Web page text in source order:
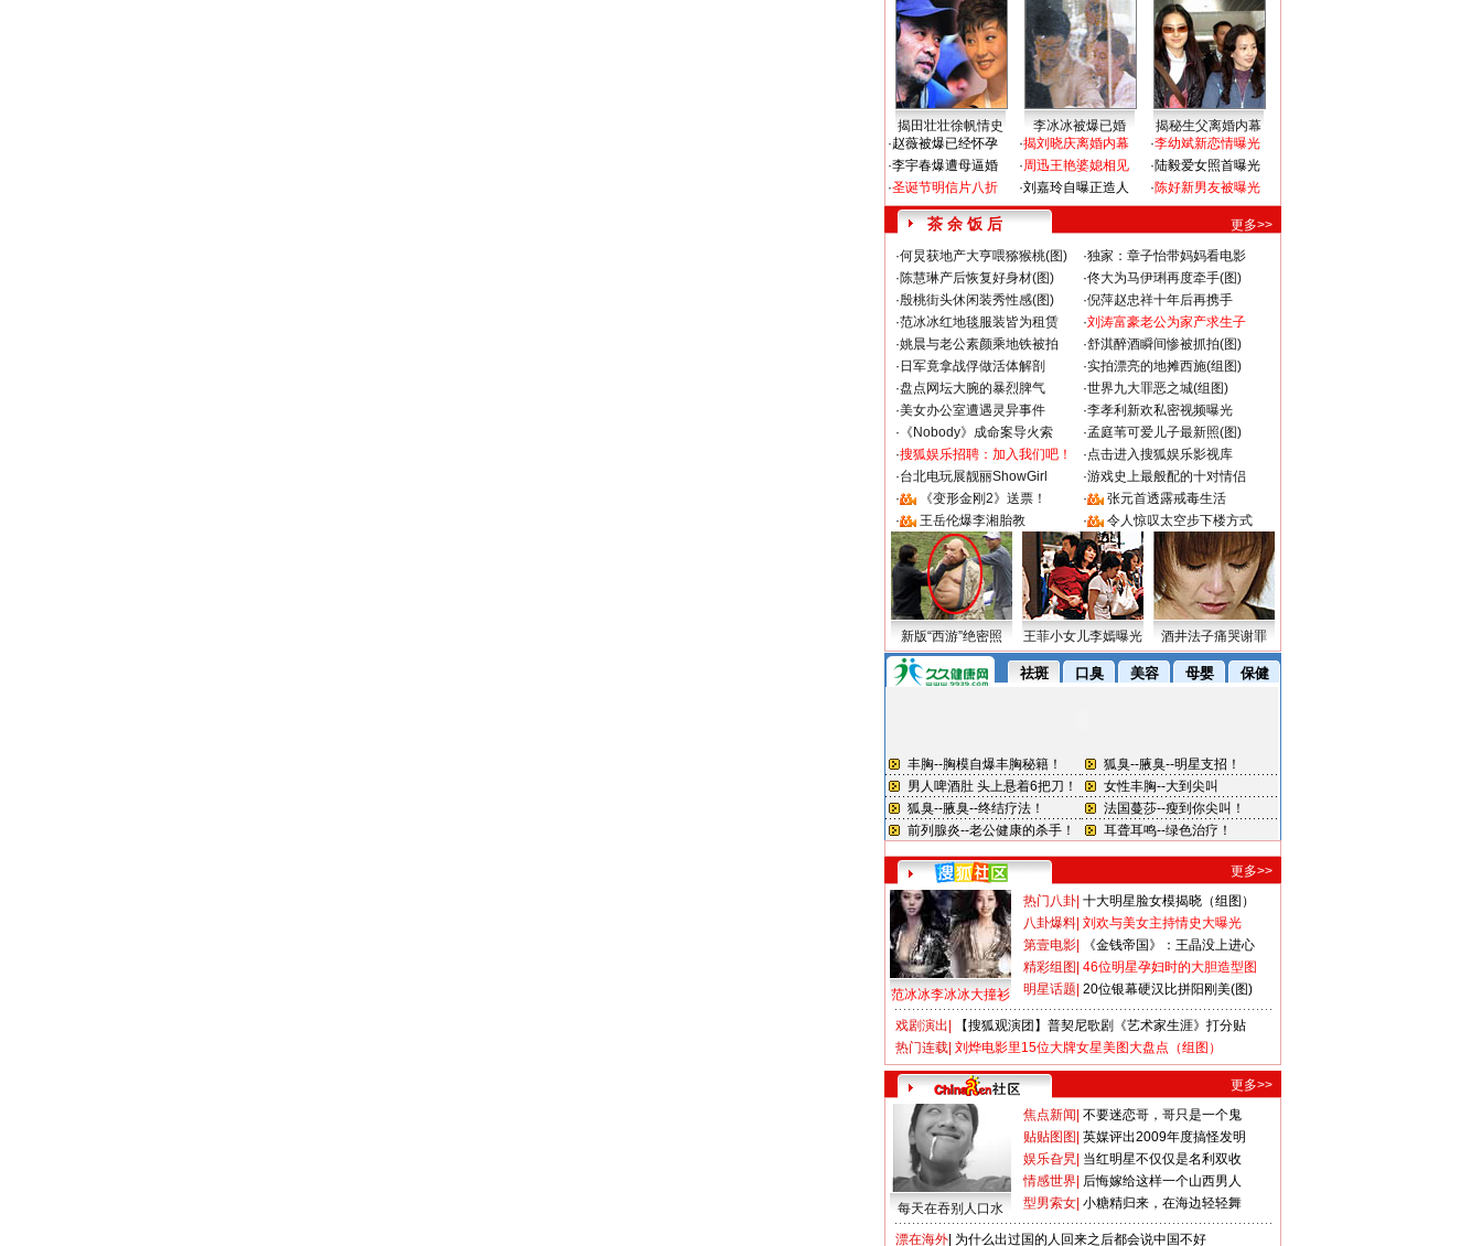
揭田壮壮徐帆情史 李冰冰被爆已婚
揭秘生父离婚内幕
·赵薇被爆已经怀孕
·李宇春爆遭母逼婚
·圣诞节明信片八折
·揭刘晓庆离婚内幕
·周迅王艳婆媳相见
·刘嘉玲自曝正造人
·李幼斌新恋情曝光
·陆毅爱女照首曝光
·陈好新男友被曝光
茶 余 饭 后
更多>>
·何炅获地产大亨喂猕猴桃(图) ·独家：章子怡带妈妈看电影
·陈慧琳产后恢复好身材(图) ·佟大为马伊琍再度牵手(图)
·殷桃街头休闲装秀性感(图) ·倪萍赵忠祥十年后再携手
·范冰冰红地毯服装皆为租赁 ·刘涛富豪老公为家产求生子
·姚晨与老公素颜乘地铁被拍 ·舒淇醉酒瞬间惨被抓拍(图)
· 日军竟拿战俘做活体解剖 ·实拍漂亮的地摊西施(组图)
·盘点网坛大腕的暴烈脾气 ·世界九大罪恶之城(组图)
·美女办公室遭遇灵异事件 ·李孝利新欢私密视频曝光
· 《Nobody》成命案导火索 ·孟庭苇可爱儿子最新照(图)
·搜狐娱乐招聘：加入我们吧！ ·点击进入搜狐娱乐影视库
·台北电玩展靓丽ShowGirl ·游戏史上最般配的十对情侣
·
《变形金刚2》送票！ ·
张元首透露戒毒生活
·
王岳伦爆李湘胎教 · 令人惊叹太空步下楼方式
新版“西游”绝密照 王菲小女儿李嫣曝光 酒井法子痛哭谢罪
更多>>
范冰冰李冰冰大撞衫
热门八卦 十大明星脸女模揭晓（组图）
八卦爆料 刘欢与美女主持情史大曝光
第壹电影
《金钱帝国》：王晶没上进心
精彩组图 46位明星孕妇时的大胆造型图
明星话题 20位银幕硬汉比拼阳刚美(图)
戏剧演出
【搜狐观演团】普契尼歌剧《艺术家生涯》打分贴
热门连载 刘烨电影里15位大牌女星美图大盘点（组图）
更多>>
每天在吞别人口水
焦点新闻 不要迷恋哥，哥只是一个鬼
贴贴图图 英媒评出2009年度搞怪发明
娱乐旮旯 当红明星不仅仅是名利双收
情感世界 后悔嫁给这样一个山西男人
型男索女 小糖精归来，在海边轻轻舞
漂在海外 为什么出过国的人回来之后都会说中国不好